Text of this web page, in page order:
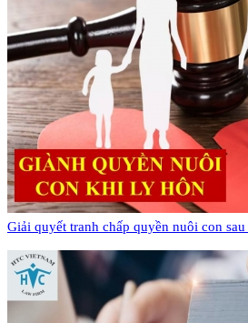
Giải quyết tranh chấp quyền nuôi con